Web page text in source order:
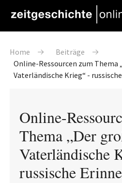
Pfadnavigation
Home
Beiträge
Online-Ressourcen zum Thema
Vaterländische Krieg“ -
Online-
Thema „Der
Vaterländische
russische